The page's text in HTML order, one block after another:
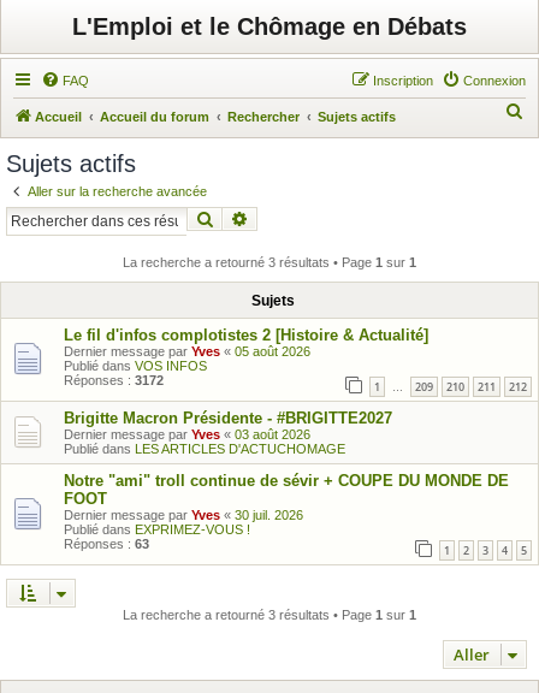
L'Emploi et le Chômage en Débats
FAQ Connexion
Inscription
Accueil Accueil du forum Rechercher Sujets actifs
h
r
Sujets actifs
Aller sur la recherche avancée
Rechercher
La recherche a retourné 3 résultats • Page 1 sur 1
Sujets
Le fil d'infos complotistes 2 [Histoire & Actualité]
Dernier message par Yves « 05 août 2026
Publié dans VOS INFOS
Réponses : 3172 1 209 210 211 212
Brigitte Macron Présidente - #BRIGITTE2027
Dernier message par Yves « 03 août 2026
Publié dans LES ARTICLES D'ACTUCHOMAGE
Notre "ami" troll continue de sévir + COUPE DU MONDE DE
FOOT
Dernier message par Yves « 30 juil. 2026
Publié dans EXPRIMEZ-VOUS !
Réponses : 63 1 2 3 4 5
La recherche a retourné 3 résultats • Page 1 sur 1
Aller